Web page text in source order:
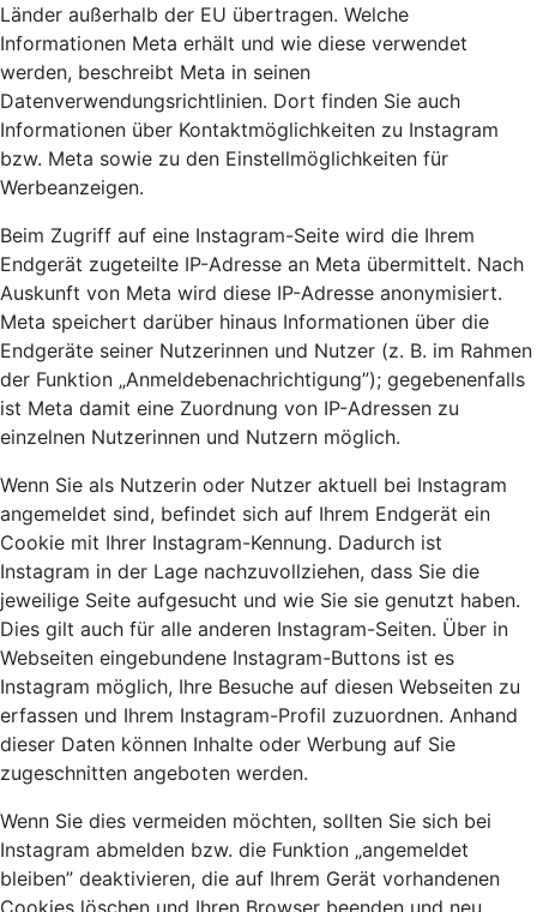
Länder außerhalb der EU übertragen. Welche
Informationen Meta erhält und wie diese verwendet
werden, beschreibt Meta in seinen
Datenverwendungsrichtlinien. Dort finden Sie auch
Informationen über Kontaktmöglichkeiten zu Instagram
bzw. Meta sowie zu den Einstellmöglichkeiten für
Werbeanzeigen.
Beim Zugriff auf eine Instagram-Seite wird die Ihrem
Endgerät zugeteilte IP-Adresse an Meta übermittelt. Nach
Auskunft von Meta wird diese IP-Adresse anonymisiert.
Meta speichert darüber hinaus Informationen über die
Endgeräte seiner Nutzerinnen und Nutzer (z. B. im Rahmen
der Funktion „Anmeldebenachrichtigung”); gegebenenfalls
ist Meta damit eine Zuordnung von IP-Adressen zu
einzelnen Nutzerinnen und Nutzern möglich.
Wenn Sie als Nutzerin oder Nutzer aktuell bei Instagram
angemeldet sind, befindet sich auf Ihrem Endgerät ein
Cookie mit Ihrer Instagram-Kennung. Dadurch ist
Instagram in der Lage nachzuvollziehen, dass Sie die
jeweilige Seite aufgesucht und wie Sie sie genutzt haben.
Dies gilt auch für alle anderen Instagram-Seiten. Über in
Webseiten eingebundene Instagram-Buttons ist es
Instagram möglich, Ihre Besuche auf diesen Webseiten zu
erfassen und Ihrem Instagram-Profil zuzuordnen. Anhand
dieser Daten können Inhalte oder Werbung auf Sie
zugeschnitten angeboten werden.
Wenn Sie dies vermeiden möchten, sollten Sie sich bei
Instagram abmelden bzw. die Funktion „angemeldet
bleiben” deaktivieren, die auf Ihrem Gerät vorhandenen
Cookies löschen und Ihren Browser beenden und neu